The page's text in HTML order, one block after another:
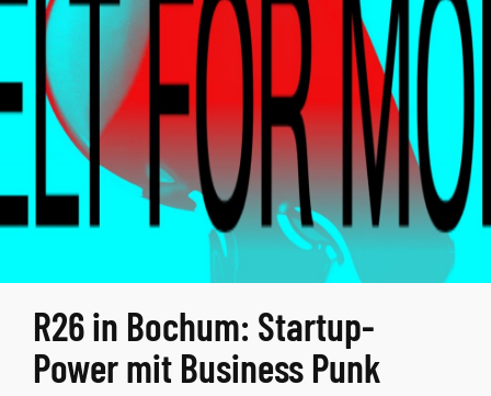
R26 in Bochum: Startup-
Power mit Business Punk